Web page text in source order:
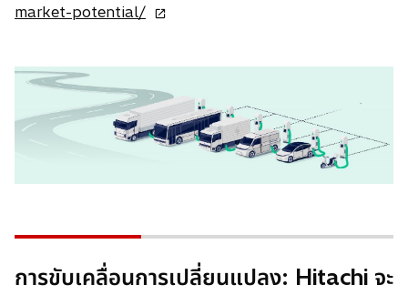
market-potential/o
s
n
n
a
การขับเคลื่อนการเปลี่ยนแปลง: Hitachi จะ